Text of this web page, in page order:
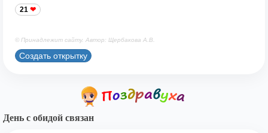
21
© Принадлежит сайту. Автор: Щербакова А.В.
Создать открытку
День с обидой связан